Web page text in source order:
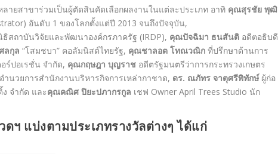
ยสาขาร่วมเป็นผู้ตัดสินคัดเลือกผลงานในแต่ละประเภท อาทิ คุณสุรชัย พุฒิ
อันดับ 1 ของโลกตั้งแต่ปี 2013 จนถึงปัจจุบัน,
ธิสถาบันวิจัยและพัฒนาองค์กรภาครัฐ (IRDP), คุณปัจฉิมา ธนสันติ อดีตอธิบดี
ลกุล “โสมชบา” คอลัมนิสต์ไทยรัฐ, คุณชาลอต โทณวณิกที่ปรึกษาด้านการ
ร์ปอเรชั่น จำกัด, คุณกฤษฎา บุญราช อดีตรัฐมนตรีว่าการกระทรวงเกษตร
นวยการสำนักงานบริหารกิจการเหล่ากาชาด, ดร. ณภัทร จาตุศรีพิทักษ์ผู้ก่อ
จำกัด และคุณคณิศ ปิยะปภากรกูล เชฟ Owner April Trees Studio นัก
ฯ แบ่งตามประเภทรางวัลต่างๆ ได้แก่